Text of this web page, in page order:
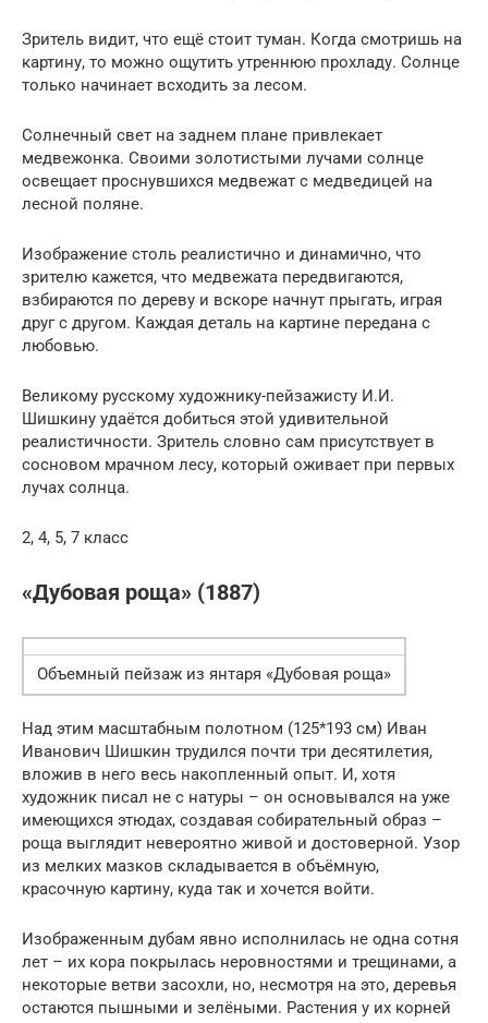
Зритель видит, что ещё стоит туман. Когда смотришь на
картину, то можно ощутить утреннюю прохладу. Солнце
только начинает всходить за лесом.
Солнечный свет на заднем плане привлекает
медвежонка. Своими золотистыми лучами солнце
освещает проснувшихся медвежат с медведицей на
лесной поляне.
Изображение столь реалистично и динамично, что
зрителю кажется, что медвежата передвигаются,
взбираются по дереву и вскоре начнут прыгать, играя
друг с другом. Каждая деталь на картине передана с
любовью.
Великому русскому художнику-пейзажисту И.И.
Шишкину удаётся добиться этой удивительной
реалистичности. Зритель словно сам присутствует в
сосновом мрачном лесу, который оживает при первых
лучах солнца.
2, 4, 5, 7 класс
«Дубовая роща» (1887)
Объемный пейзаж из янтаря «Дубовая роща»
Над этим масштабным полотном (125*193 см) Иван
Иванович Шишкин трудился почти три десятилетия,
вложив в него весь накопленный опыт. И, хотя
художник писал не с натуры – он основывался на уже
имеющихся этюдах, создавая собирательный образ –
роща выглядит невероятно живой и достоверной. Узор
из мелких мазков складывается в объёмную,
красочную картину, куда так и хочется войти.
Изображенным дубам явно исполнилась не одна сотня
лет – их кора покрылась неровностями и трещинами, а
некоторые ветви засохли, но, несмотря на это, деревья
остаются пышными и зелёными. Растения у их корней